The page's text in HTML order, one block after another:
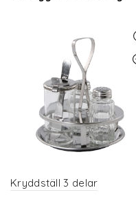
Kryddställ 3 delar